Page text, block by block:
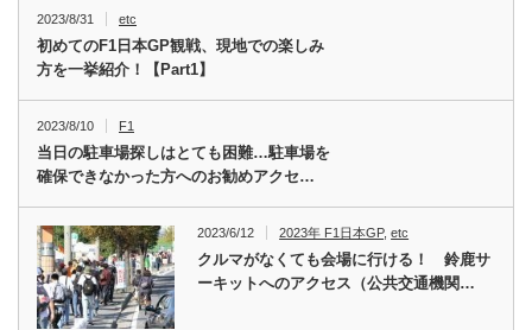
2023/8/31 etc
初めてのF1日本GP観戦、現地での楽しみ
方を一挙紹介！【Part1】
2023/8/10 F1
当日の駐車場探しはとても困難…駐車場を
確保できなかった方へのお勧めアクセ…
2023/6/12 2023年 F1日本GP,etc
クルマがなくても会場に行ける！ 鈴鹿サ
ーキットへのアクセス（公共交通機関…